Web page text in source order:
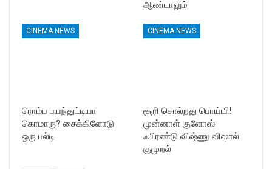
ஆண்டாலும்
CINEMA NEWS
ரொம்ப பயந்துட்டியா
கொமாரு? சைக்கிளோடு
ஒரு பல்டி
CINEMA NEWS
சூரி சொல்றது பொய்யி!
முன்னாள் குளோஸ்
ஃபிரண்டு விஷ்ணு விஷால்
குமுறல்